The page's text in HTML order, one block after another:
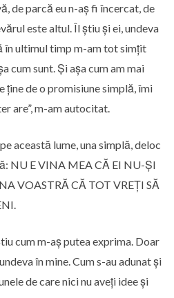
de parcă eu n-aș fi încercat, de
este altul. Îl știu și ei, undeva
în ultimul timp m-am tot simțit
cum sunt. Și așa cum am mai
ține de o promisiune simplă, îmi
are”, m-am autocitat.
această lume, una simplă, deloc
NU E VINA MEA CĂ EI NU-ȘI
VOASTRĂ CĂ TOT VREȚI SĂ
cum m-aș putea exprima. Doar
în mine. Cum s-au adunat și
de care nici nu aveți idee și